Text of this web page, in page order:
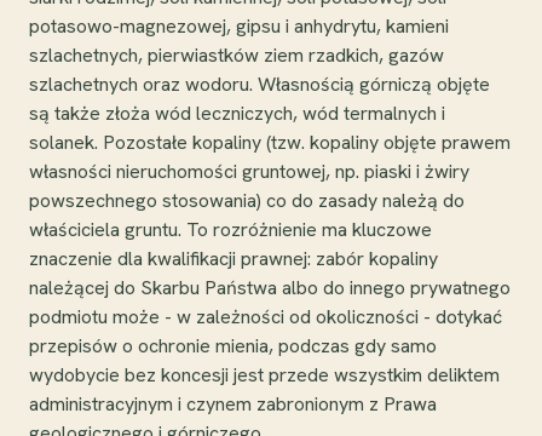
potasowo-magnezowej, gipsu i anhydrytu, kamieni
szlachetnych, pierwiastków ziem rzadkich, gazów
szlachetnych oraz wodoru. Własnością górniczą objęte
są także złoża wód leczniczych, wód termalnych i
solanek. Pozostałe kopaliny (tzw. kopaliny objęte prawem
własności nieruchomości gruntowej, np. piaski i żwiry
powszechnego stosowania) co do zasady należą do
właściciela gruntu. To rozróżnienie ma kluczowe
znaczenie dla kwalifikacji prawnej: zabór kopaliny
należącej do Skarbu Państwa albo do innego prywatnego
podmiotu może - w zależności od okoliczności - dotykać
przepisów o ochronie mienia, podczas gdy samo
wydobycie bez koncesji jest przede wszystkim deliktem
administracyjnym i czynem zabronionym z Prawa